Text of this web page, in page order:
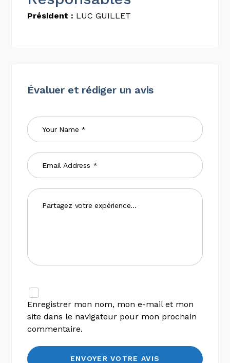
Président : LUC GUILLET
Évaluer et rédiger un avis
Enregistrer mon nom, mon e-mail et mon
site dans le navigateur pour mon prochain
commentaire.